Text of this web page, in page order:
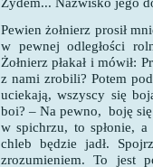
Pewien żołnierz prosił
w pewnej odległości
Żołnierz płakał i mówił:
z nami zrobili? Potem
uciekają, wszyscy się
boi? – Na pewno, boję
w spichrzu, to spłonie,
chleb będzie jadł.
zrozumieniem. To jest